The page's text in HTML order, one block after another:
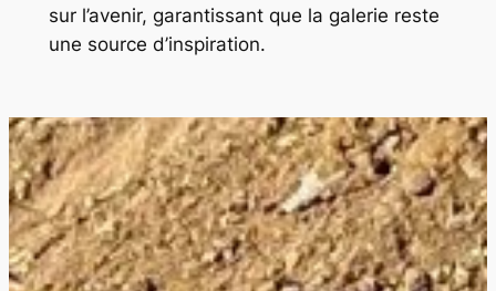
sur l’avenir, garantissant que la galerie reste
une source d’inspiration.